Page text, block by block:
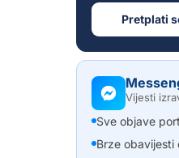
Pretplati
Vijesti
Sve objave
Brze obavijesti